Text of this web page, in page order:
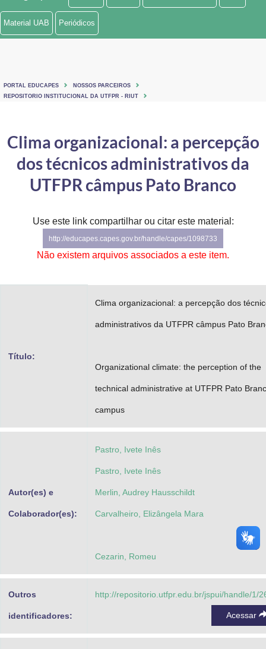
Ministério de Minas e Energia
Ministério do Turismo
Controladoria-Geral da União
Secretaria de Governo
Gabinete de Segurança Institucional
Material UAB Periódicos
PORTAL EDUCAPES
NOSSOS PARCEIROS
REPOSITORIO INSTITUCIONAL DA UTFPR - RIUT
Clima organizacional: a percepção
dos técnicos administrativos da
UTFPR câmpus Pato Branco
Use este link compartilhar ou citar este material:
http://educapes.capes.gov.br/handle/capes/1098733
Não existem arquivos associados a este item.
Título:
Clima organizacional: a percepção dos
administrativos da UTFPR câmpus Pato
Organizational climate: the perception of the
technical administrative at UTFPR Pato
campus
Autor(es) e
Colaborador(es):
Pastro, Ivete Inês
Pastro, Ivete Inês
Merlin, Audrey Hausschildt
Carvalheiro, Elizângela Mara
Cezarin, Romeu
Outros
identificadores:
http://repositorio.utfpr.edu.br/jspui/handle/1/
Acessar